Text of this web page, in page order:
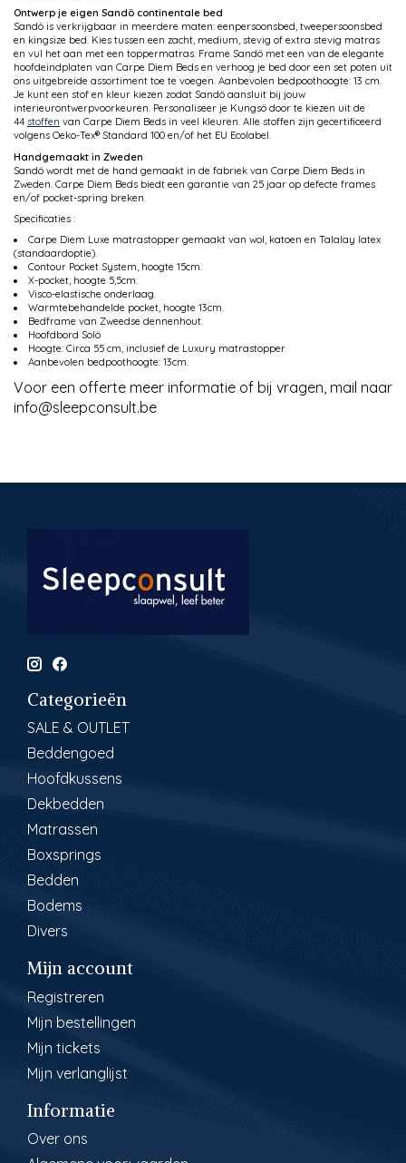
Ontwerp je eigen Sandö continentale bed
Sandö is verkrijgbaar in meerdere maten: eenpersoonsbed, tweepersoonsbed
en kingsize bed. Kies tussen een zacht, medium, stevig of extra stevig matras
en vul het aan met een toppermatras. Frame Sandö met een van de elegante
hoofdeindplaten van Carpe Diem Beds en verhoog je bed door een set poten uit
ons uitgebreide assortiment toe te voegen. Aanbevolen bedpoothoogte: 13 cm.
Je kunt een stof en kleur kiezen zodat Sandö aansluit bij jouw
interieurontwerpvoorkeuren. Personaliseer je Kungsö door te kiezen uit de
44 stoffen van Carpe Diem Beds in veel kleuren. Alle stoffen zijn gecertificeerd
volgens Oeko-Tex® Standard 100 en/of het EU Ecolabel.
Handgemaakt in Zweden
Sandö wordt met de hand gemaakt in de fabriek van Carpe Diem Beds in
Zweden. Carpe Diem Beds biedt een garantie van 25 jaar op defecte frames
en/of pocket-spring breken.
Specificaties :
Carpe Diem Luxe matrastopper gemaakt van wol, katoen en Talalay latex
(standaardoptie).
Contour Pocket System, hoogte 15cm.
X-pocket, hoogte 5,5cm.
Visco-elastische onderlaag.
Warmtebehandelde pocket, hoogte 13cm.
Bedframe van Zweedse dennenhout.
Hoofdbord Solö
Hoogte: Circa 55 cm, inclusief de Luxury matrastopper.
Aanbevolen bedpoothoogte: 13cm.
Voor een offerte meer informatie of bij vragen, mail naar
info@sleepconsult.be
Categorieën
SALE & OUTLET
Beddengoed
Hoofdkussens
Dekbedden
Matrassen
Boxsprings
Bedden
Bodems
Divers
Mijn account
Registreren
Mijn bestellingen
Mijn tickets
Mijn verlanglijst
Informatie
Over ons